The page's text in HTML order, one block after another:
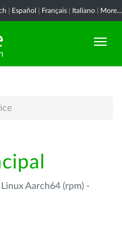
Español Français Italiano More...
Aarch64 (rpm) -